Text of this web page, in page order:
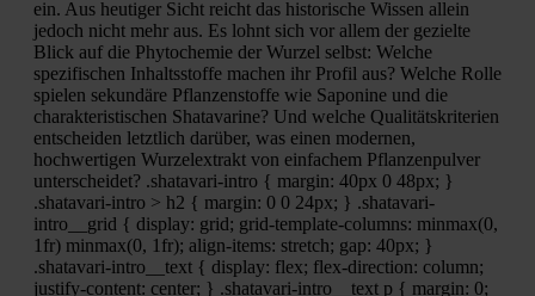
ein. Aus heutiger Sicht reicht das historische Wissen allein
jedoch nicht mehr aus. Es lohnt sich vor allem der gezielte
Blick auf die Phytochemie der Wurzel selbst: Welche
spezifischen Inhaltsstoffe machen ihr Profil aus? Welche Rolle
spielen sekundäre Pflanzenstoffe wie Saponine und die
charakteristischen Shatavarine? Und welche Qualitätskriterien
entscheiden letztlich darüber, was einen modernen,
hochwertigen Wurzelextrakt von einfachem Pflanzenpulver
unterscheidet? .shatavari-intro { margin: 40px 0 48px; }
.shatavari-intro > h2 { margin: 0 0 24px; } .shatavari-
intro__grid { display: grid; grid-template-columns: minmax(0,
1fr) minmax(0, 1fr); align-items: stretch; gap: 40px; }
.shatavari-intro__text { display: flex; flex-direction: column;
justify-content: center; } .shatavari-intro__text p { margin: 0;